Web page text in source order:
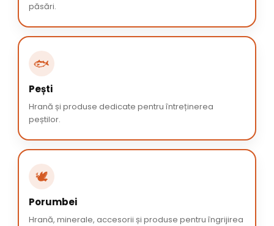
păsări.
🐟
Pești
Hrană și produse dedicate pentru întreținerea
peștilor.
🕊️
Porumbei
Hrană, minerale, accesorii și produse pentru îngrijirea